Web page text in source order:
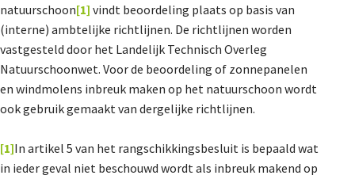
natuurschoon[1] vindt beoordeling plaats op basis van
(interne) ambtelijke richtlijnen. De richtlijnen worden
vastgesteld door het Landelijk Technisch Overleg
Natuurschoonwet. Voor de beoordeling of zonnepanelen
en windmolens inbreuk maken op het natuurschoon wordt
ook gebruik gemaakt van dergelijke richtlijnen.
[1]In artikel 5 van het rangschikkingsbesluit is bepaald wat
in ieder geval niet beschouwd wordt als inbreuk makend op